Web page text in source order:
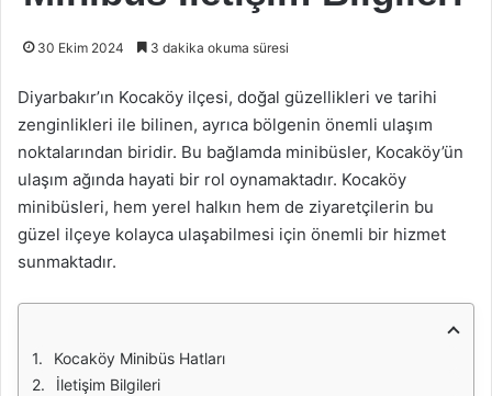
30 Ekim 2024 3 dakika okuma süresi
Diyarbakır’ın Kocaköy ilçesi, doğal güzellikleri ve tarihi
zenginlikleri ile bilinen, ayrıca bölgenin önemli ulaşım
noktalarından biridir. Bu bağlamda minibüsler, Kocaköy’ün
ulaşım ağında hayati bir rol oynamaktadır. Kocaköy
minibüsleri, hem yerel halkın hem de ziyaretçilerin bu
güzel ilçeye kolayca ulaşabilmesi için önemli bir hizmet
sunmaktadır.
Kocaköy Minibüs Hatları
İletişim Bilgileri